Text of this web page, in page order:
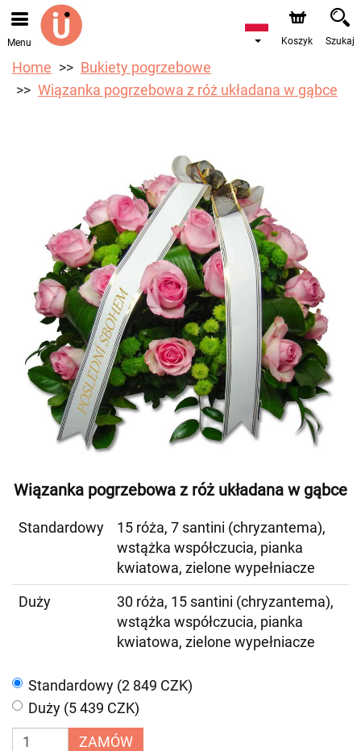
Przyjmujemy zamówienia za pośrednictwem naszego
sklepu internetowego. Najbliższy możliwy termin dostawy
to 10.08.2026 z powodu urlopu.
Menu Koszyk Szukaj
Home
Bukiety pogrzebowe
Wiązanka pogrzebowa z róż układana w gąbce
Wiązanka pogrzebowa z róż układana w gąbce
Standardowy
15 róża, 7 santini (chryzantema),
wstążka współczucia, pianka
kwiatowa, zielone wypełniacze
Duży
30 róża, 15 santini (chryzantema),
wstążka współczucia, pianka
kwiatowa, zielone wypełniacze
Standardowy (2 849 CZK)
Duży (5 439 CZK)
ZAMÓW